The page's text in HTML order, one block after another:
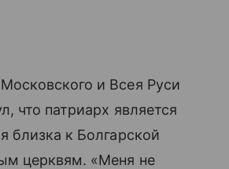
и Всея Руси
что патриарх является
близка к Болгарской
церквям. «Меня не